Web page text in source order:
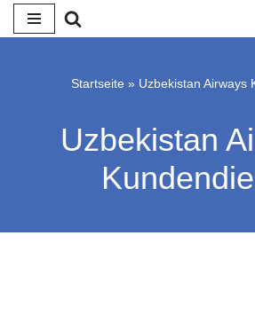
Startseite » Uzbekistan Airways
Uzbekistan